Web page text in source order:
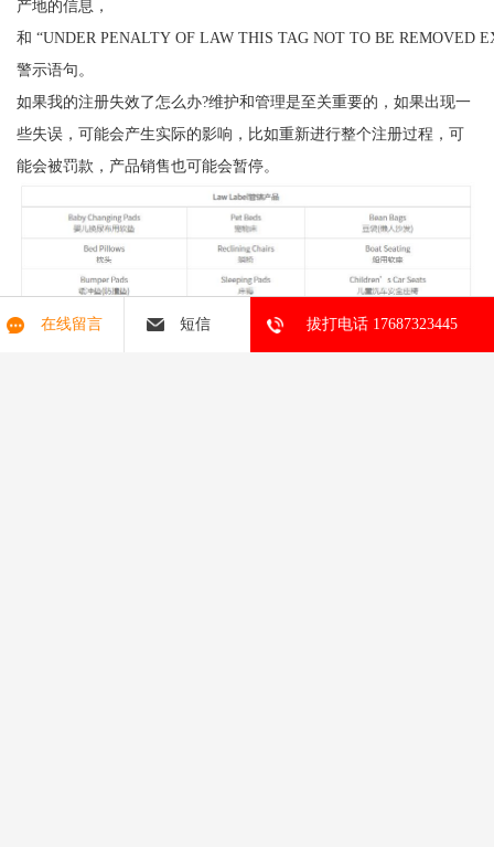
产地的信息，
和 “UNDER PENALTY OF LAW THIS TAG NOT TO BE REMOVED
警示语句。
如果我的注册失效了怎么办?维护和管理是至关重要的，如果出现一
些失误，可能会产生实际的影响，比如重新进行整个注册过程，可
能会被罚款，产品销售也可能会暂停。
在线留言 短信 拔打电话 17687323445